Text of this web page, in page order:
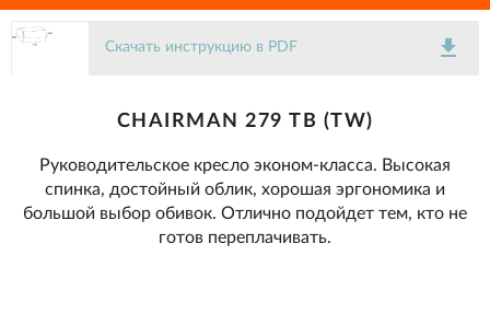
Скачать инструкцию в PDF get_app
CHAIRMAN 279 ТВ (TW)
Руководительское кресло эконом-класса. Высокая
спинка, достойный облик, хорошая эргономика и
большой выбор обивок. Отлично подойдет тем, кто не
готов переплачивать.